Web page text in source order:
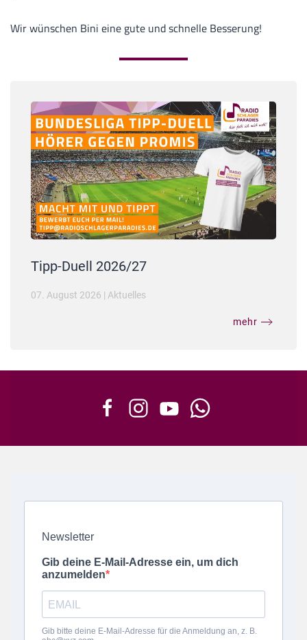
Wir wünschen Bini eine gute und schnelle Besserung!
Tipp-Duell 2026/27
07. August 2026 | Aktuelles
mehr